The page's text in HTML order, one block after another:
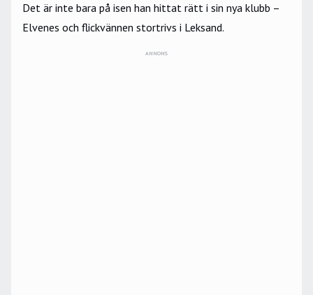
Det är inte bara på isen han hittat rätt i sin nya klubb –
Elvenes och flickvännen stortrivs i Leksand.
ANNONS